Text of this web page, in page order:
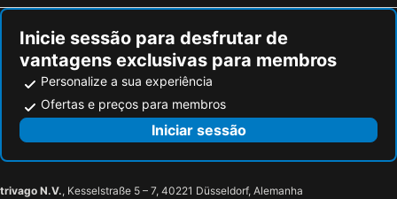
Inicie sessão para desfrutar de
vantagens exclusivas para membros
Personalize a sua experiência
Ofertas e preços para membros
Iniciar sessão
trivago N.V., Kesselstraße 5 – 7, 40221 Düsseldorf, Alemanha